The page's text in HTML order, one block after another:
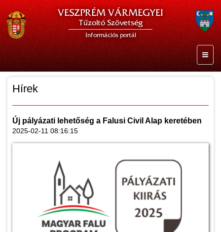
VESZPRÉM VÁRMEGYEI
Tűzoltó Szövetség
Információs portál
Hírek
Új pályázati lehetőség a Falusi Civil Alap keretében
2025-02-11 08:16:15